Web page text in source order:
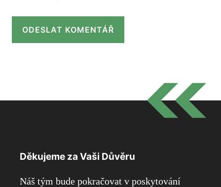
Děkujeme za Vaši Důvěru
Náš tým bude pokračovat v poskytování